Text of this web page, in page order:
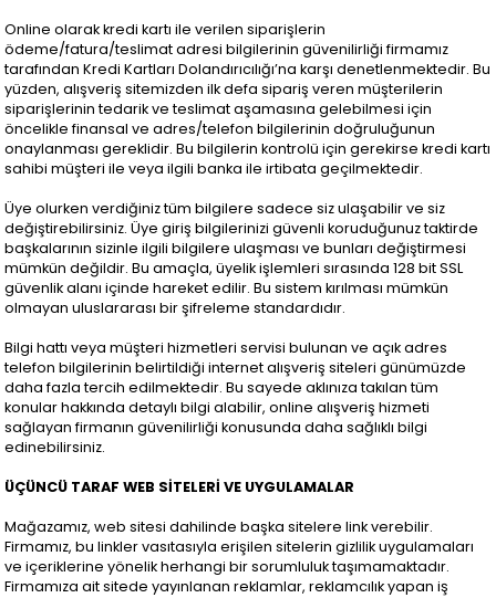
Online olarak kredi kartı ile verilen siparişlerin
ödeme/fatura/teslimat adresi bilgilerinin güvenilirliği firmamız
tarafından Kredi Kartları Dolandırıcılığı’na karşı denetlenmektedir. Bu
yüzden, alışveriş sitemizden ilk defa sipariş veren müşterilerin
siparişlerinin tedarik ve teslimat aşamasına gelebilmesi için
öncelikle finansal ve adres/telefon bilgilerinin doğruluğunun
onaylanması gereklidir. Bu bilgilerin kontrolü için gerekirse kredi kartı
sahibi müşteri ile veya ilgili banka ile irtibata geçilmektedir.
Üye olurken verdiğiniz tüm bilgilere sadece siz ulaşabilir ve siz
değiştirebilirsiniz. Üye giriş bilgilerinizi güvenli koruduğunuz taktirde
başkalarının sizinle ilgili bilgilere ulaşması ve bunları değiştirmesi
mümkün değildir. Bu amaçla, üyelik işlemleri sırasında 128 bit SSL
güvenlik alanı içinde hareket edilir. Bu sistem kırılması mümkün
olmayan uluslararası bir şifreleme standardıdır.
Bilgi hattı veya müşteri hizmetleri servisi bulunan ve açık adres
telefon bilgilerinin belirtildiği internet alışveriş siteleri günümüzde
daha fazla tercih edilmektedir. Bu sayede aklınıza takılan tüm
konular hakkında detaylı bilgi alabilir, online alışveriş hizmeti
sağlayan firmanın güvenilirliği konusunda daha sağlıklı bilgi
edinebilirsiniz.
ÜÇÜNCÜ TARAF WEB SİTELERİ VE UYGULAMALAR
Mağazamız, web sitesi dahilinde başka sitelere link verebilir.
Firmamız, bu linkler vasıtasıyla erişilen sitelerin gizlilik uygulamaları
ve içeriklerine yönelik herhangi bir sorumluluk taşımamaktadır.
Firmamıza ait sitede yayınlanan reklamlar, reklamcılık yapan iş